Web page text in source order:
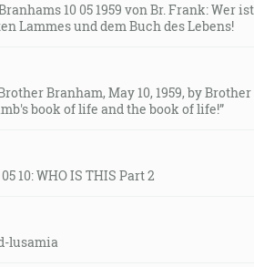
10 05 1959 von Br. Frank: Wer
Lammes und dem Buch des Lebens!
Branham, May 10, 1959, by
book of life and the book of life!”
10: WHO IS THIS Part 2
lusamia